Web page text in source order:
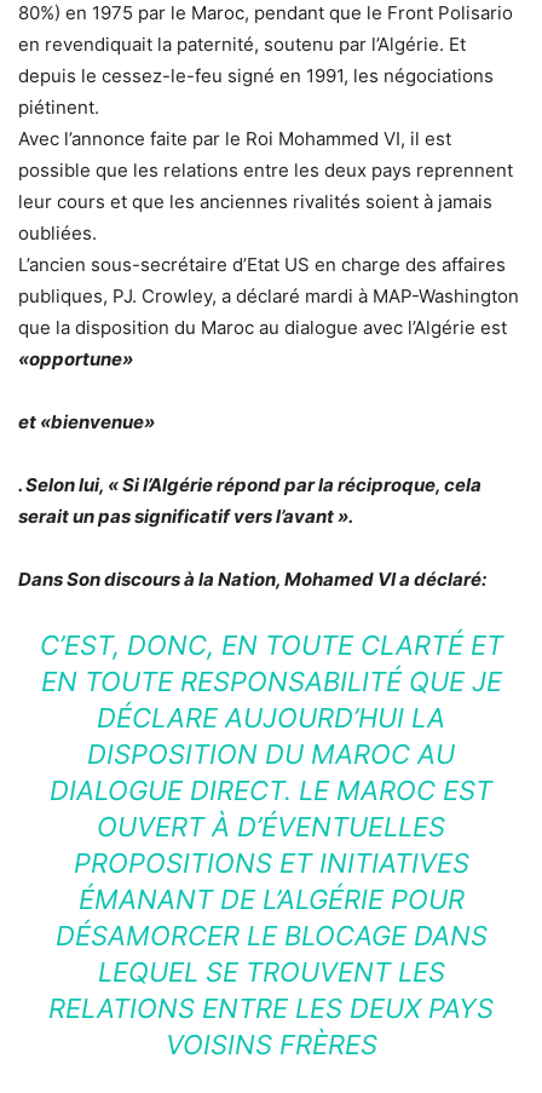
80%) en 1975 par le Maroc, pendant que le Front Polisario
en revendiquait la paternité, soutenu par l’Algérie. Et
depuis le cessez-le-feu signé en 1991, les négociations
piétinent.
Avec l’annonce faite par le Roi Mohammed VI, il est
possible que les relations entre les deux pays reprennent
leur cours et que les anciennes rivalités soient à jamais
oubliées.
L’ancien sous-secrétaire d’Etat US en charge des affaires
publiques, PJ. Crowley, a déclaré mardi à MAP-Washington
que la disposition du Maroc au dialogue avec l’Algérie est
«opportune»
et «bienvenue»
. Selon lui, «Si l’Algérie répond par la réciproque, cela
serait un pas significatif vers l’avant».
Dans Son discours à la Nation, Mohamed VI a déclaré:
C’EST, DONC, EN TOUTE CLARTÉ ET
EN TOUTE RESPONSABILITÉ QUE JE
DÉCLARE AUJOURD’HUI LA
DISPOSITION DU MAROC AU
DIALOGUE DIRECT. LE MAROC EST
OUVERT À D’ÉVENTUELLES
PROPOSITIONS ET INITIATIVES
ÉMANANT DE L’ALGÉRIE POUR
DÉSAMORCER LE BLOCAGE DANS
LEQUEL SE TROUVENT LES
RELATIONS ENTRE LES DEUX PAYS
VOISINS FRÈRES